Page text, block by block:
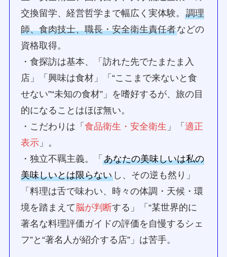
交換留学、経営哲学まで幅広く実体験。調理
師、食肉技士、職長・安全衛生責任者などの
資格取得。
・食探訪は基本、「訪れた先でたまたま入
店」「興味は食材」「“ここまで来ないと食
せない”“未知の食材”」を嗜好するが、旅の目
的になることはほぼ無い。
・こだわりは「食品衛生・安全衛生 」「適正
表示 」。
・独立不羈主義。「あなたの美味しいは私の
美味しいとは限らない し、その逆も然り」
「料理は舌で味わい、時々の体調・天候・環
境を踏まえて 脳が判断する」「“某世界的に
著名な料理評価ガイドの評価を自慢するシェ
フ”と“著名人が紹介する店”」は苦手。